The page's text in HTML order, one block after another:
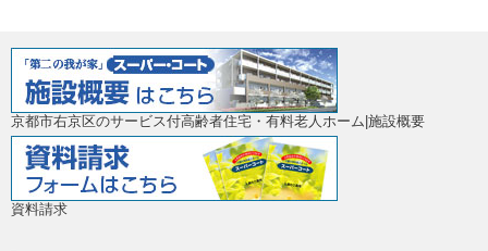
京都市右京区のサービス付高齢者住宅・有料老人ホーム|施設概要
資料請求